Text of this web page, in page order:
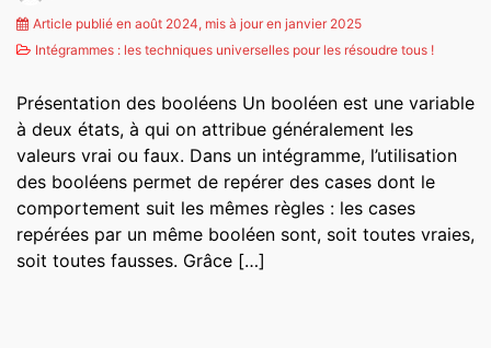
Article publié en août 2024, mis à jour en janvier 2025
Intégrammes : les techniques universelles pour les résoudre tous !
Présentation des booléens Un booléen est une variable
à deux états, à qui on attribue généralement les
valeurs vrai ou faux. Dans un intégramme, l’utilisation
des booléens permet de repérer des cases dont le
comportement suit les mêmes règles : les cases
repérées par un même booléen sont, soit toutes vraies,
soit toutes fausses. Grâce […]